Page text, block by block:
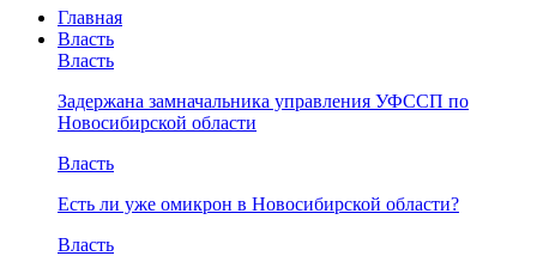
Главная
Власть
Власть
Задержана замначальника управления УФССП по
Новосибирской области
Власть
Есть ли уже омикрон в Новосибирской области?
Власть